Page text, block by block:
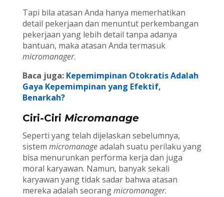
Tapi bila atasan Anda hanya memerhatikan
detail pekerjaan dan menuntut perkembangan
pekerjaan yang lebih detail tanpa adanya
bantuan, maka atasan Anda termasuk
micromanager.
Baca juga: Kepemimpinan Otokratis Adalah
Gaya Kepemimpinan yang Efektif,
Benarkah?
Ciri-Ciri Micromanage
Seperti yang telah dijelaskan sebelumnya,
sistem micromanageadalah suatu perilaku yang
bisa menurunkan performa kerja dan juga
moral karyawan. Namun, banyak sekali
karyawan yang tidak sadar bahwa atasan
mereka adalah seorangmicromanager.